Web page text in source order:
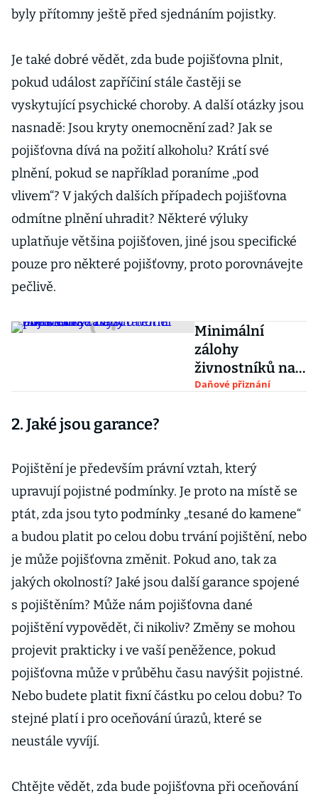
byly přítomny ještě před sjednáním pojistky.
Je také dobré vědět, zda bude pojišťovna plnit,
pokud událost zapříčiní stále častěji se
vyskytující psychické choroby. A další otázky jsou
nasnadě: Jsou kryty onemocnění zad? Jak se
pojišťovna dívá na požití alkoholu? Krátí své
plnění, pokud se například poraníme „pod
vlivem“? V jakých dalších případech pojišťovna
odmítne plnění uhradit? Některé výluky
uplatňuje většina pojišťoven, jiné jsou specifické
pouze pro některé pojišťovny, proto porovnávejte
pečlivě.
Minimální
zálohy
živnostníků na
zdravotní
Daňové přiznání
2. Jaké jsou garance?
Pojištění je především právní vztah, který
upravují pojistné podmínky. Je proto na místě se
ptát, zda jsou tyto podmínky „tesané do kamene“
a budou platit po celou dobu trvání pojištění, nebo
je může pojišťovna změnit. Pokud ano, tak za
jakých okolností? Jaké jsou další garance spojené
s pojištěním? Může nám pojišťovna dané
pojištění vypovědět, či nikoliv? Změny se mohou
projevit prakticky i ve vaší peněžence, pokud
pojišťovna může v průběhu času navýšit pojistné.
Nebo budete platit fixní částku po celou dobu? To
stejné platí i pro oceňování úrazů, které se
neustále vyvíjí.
Chtějte vědět, zda bude pojišťovna při oceňování